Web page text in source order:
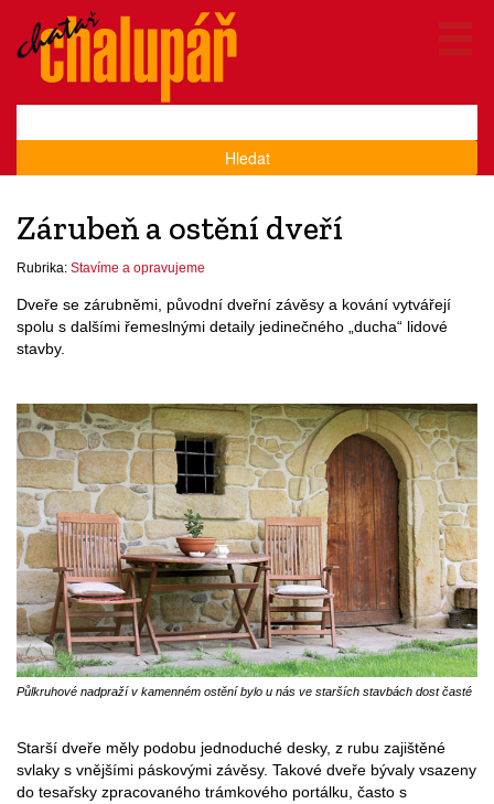
Hledat
Zárubeň a ostění dveří
Rubrika: Stavíme a opravujeme
Dveře se zárubněmi, původní dveřní závěsy a kování vytvářejí
spolu s dalšími řemeslnými detaily jedinečného „ducha“ lidové
stavby.
Půlkruhové nadpraží v kamenném ostění bylo u nás ve starších stavbách dost časté
Starší dveře měly podobu jednoduché desky, z rubu zajištěné
svlaky s vnějšími páskovými závěsy. Takové dveře bývaly vsazeny
do tesařsky zpracovaného trámkového portálku, často s